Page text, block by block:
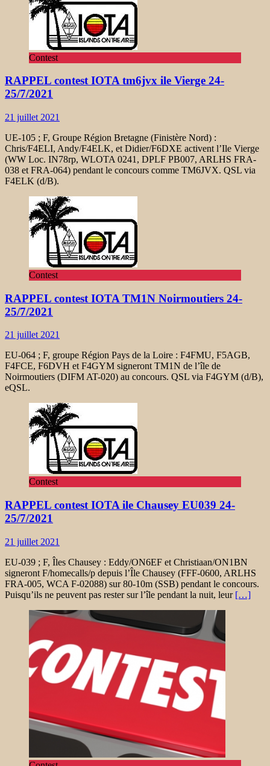
Contest
RAPPEL contest IOTA tm6jvx ile Vierge 24-
25/7/2021
21 juillet 2021
UE-105 ; F, Groupe Région Bretagne (Finistère Nord) :
Chris/F4ELI, Andy/F4ELK, et Didier/F6DXE activent l’Ile Vierge
(WW Loc. IN78rp, WLOTA 0241, DPLF PB007, ARLHS FRA-
038 et FRA-064) pendant le concours comme TM6JVX. QSL via
F4ELK (d/B).
Contest
RAPPEL contest IOTA TM1N Noirmoutiers 24-
25/7/2021
21 juillet 2021
EU-064 ; F, groupe Région Pays de la Loire : F4FMU, F5AGB,
F4FCE, F6DVH et F4GYM signeront TM1N de l’île de
Noirmoutiers (DIFM AT-020) au concours. QSL via F4GYM (d/B),
eQSL.
Contest
RAPPEL contest IOTA ile Chausey EU039 24-
25/7/2021
21 juillet 2021
EU-039 ; F, Îles Chausey : Eddy/ON6EF et Christiaan/ON1BN
signeront F/homecalls/p depuis l’Île Chausey (FFF-0600, ARLHS
FRA-005, WCA F-02088) sur 80-10m (SSB) pendant le concours.
Puisqu’ils ne peuvent pas rester sur l’île pendant la nuit, leur […]